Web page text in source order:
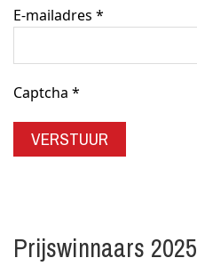
E-mailadres *
Captcha *
VERSTUUR
Prijswinnaars 2025